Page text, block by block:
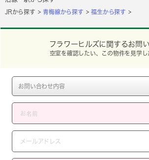
JRから探す 青梅線から探す 福生から探す
フラワーヒルズに関するお問
空室を確認したい、この物件を見学し